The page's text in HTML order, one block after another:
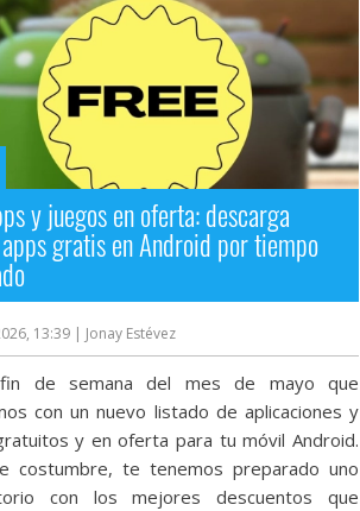
y juegos en oferta: descarga
gratis en Android por tiempo
13:39 | Jonay Estévez
de semana del mes de mayo que
con un nuevo listado de aplicaciones y
y en oferta para tu móvil Android.
costumbre, te tenemos preparado uno
con los mejores descuentos que